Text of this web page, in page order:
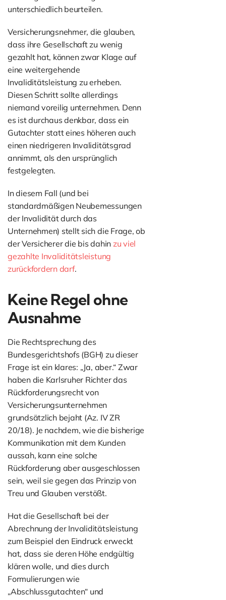
unterschiedlich beurteilen.
Versicherungsnehmer, die glauben,
dass ihre Gesellschaft zu wenig
gezahlt hat, können zwar Klage auf
eine weitergehende
Invaliditätsleistung zu erheben.
Diesen Schritt sollte allerdings
niemand voreilig unternehmen. Denn
es ist durchaus denkbar, dass ein
Gutachter statt eines höheren auch
einen niedrigeren Invaliditätsgrad
annimmt, als den ursprünglich
festgelegten.
In diesem Fall (und bei
standardmäßigen Neubemessungen
der Invalidität durch das
Unternehmen) stellt sich die Frage, ob
der Versicherer die bis dahin zu viel
gezahlte Invaliditätsleistung
zurückfordern darf.
Keine Regel ohne
Ausnahme
Die Rechtsprechung des
Bundesgerichtshofs (BGH) zu dieser
Frage ist ein klares: „Ja, aber.“ Zwar
haben die Karlsruher Richter das
Rückforderungsrecht von
Versicherungsunternehmen
grundsätzlich bejaht (Az. IV ZR
20/18). Je nachdem, wie die bisherige
Kommunikation mit dem Kunden
aussah, kann eine solche
Rückforderung aber ausgeschlossen
sein, weil sie gegen das Prinzip von
Treu und Glauben verstößt.
Hat die Gesellschaft bei der
Abrechnung der Invaliditätsleistung
zum Beispiel den Eindruck erweckt
hat, dass sie deren Höhe endgültig
klären wolle, und dies durch
Formulierungen wie
„Abschlussgutachten“ und